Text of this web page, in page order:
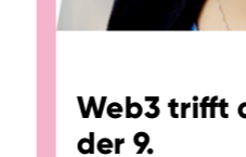
Web3 trifft
der 9.